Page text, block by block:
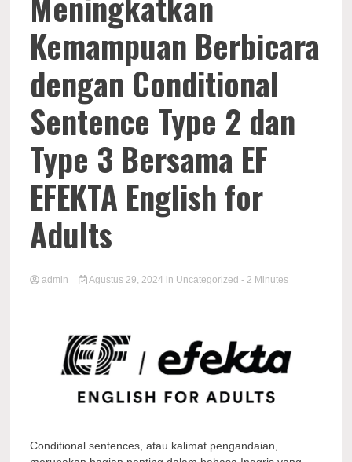
Kemampuan Berbicara
dengan Conditional
Sentence Type 2 dan
Type 3 Bersama EF
EFEKTA English for
Adults
admin Agustus 29, 2024 in Uncategorized - 2 Minutes
Conditional sentences, atau kalimat pengandaian,